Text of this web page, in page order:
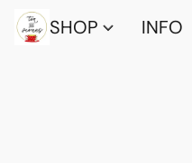
SHOP INFO